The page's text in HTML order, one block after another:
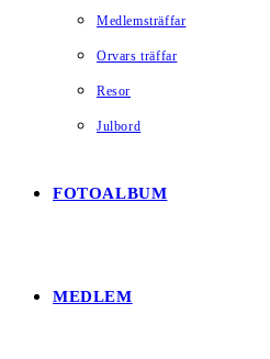
Medlemsträffar
Orvars träffar
Resor
Julbord
FOTOALBUM
MEDLEM